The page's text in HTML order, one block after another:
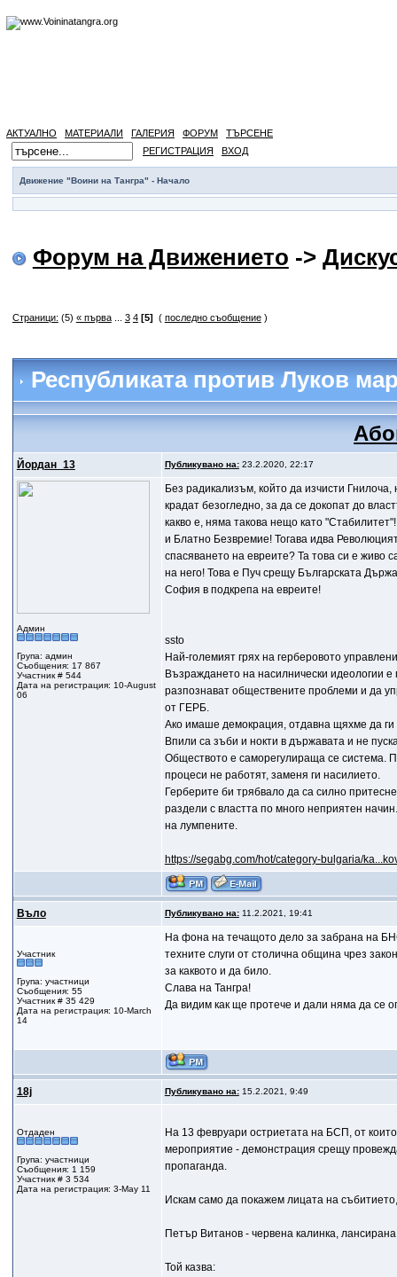
АКТУАЛНО МАТЕРИАЛИ ГАЛЕРИЯ ФОРУМ
ТЪРСЕНЕ
РЕГИСТРАЦИЯ
ВХОД
Движение "Воини на Тангра" - Начало
Форум на Движението ->
Страници: (5) « първа... 3 4 [5] ( последно съобщение)
Республиката против Луков
Йордан_13 Публикувано на:23.2.2020, 22:17
Админ
Група: админ
Съобщения: 17 867
Участник # 544
Дата на регистрация: 10-August
06
Без радикализъм, който да изчисти
крадат безогледно, за да се докопат до
какво е, няма такова нещо като
и Блатно Безвремие! Тогава идва
спасяването на евреите? Та това си е живо
на него! Това е Пуч срещу Българската
София в подкрепа на евреите!
ssto
Най-големият грях на герберовото
Възраждането на насилнически идеологии
разпознават обществените проблеми и да
от ГЕРБ.
Ако имаше демокрация, отдавна щяхме да ги
Впили са зъби и нокти в държавата и не
Обществото е саморегулираща се система.
процеси не работят, заменя ги насилието.
Герберите би трябвало да са силно
раздели с властта по много неприятен
на лумпените.
https://segabg.com/hot/category-bulgaria/
Въло Публикувано на:11.2.2021, 19:41
Участник
Група: участници
Съобщения: 55
Участник # 35 429
Дата на регистрация: 10-March
14
На фона на течащото дело за забрана на
техните слуги от столична община чрез
за каквото и да било.
Слава на Тангра!
Да видим как ще протече и дали няма да се
18j Публикувано на:15.2.2021, 9:49
Отдаден
Група: участници
Съобщения: 1 159
Участник # 3 534
Дата на регистрация: 3-May 11
На 13 февруари остриетата на БСП, от
мероприятие - демонстрация срещу
пропаганда.
Искам само да покажем лицата на
Петър Витанов - червена калинка,
Той казва: